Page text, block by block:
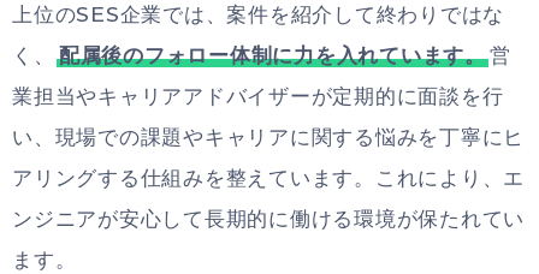
上位のSES企業では、案件を紹介して終わりではな
く、
配属後のフォロー体制に力を入れています。営
業担当やキャリアアドバイザーが定期的に面談を行
い、現場での課題やキャリアに関する悩みを丁寧にヒ
アリングする仕組みを整えています。これにより、エ
ンジニアが安心して長期的に働ける環境が保たれてい
ます。